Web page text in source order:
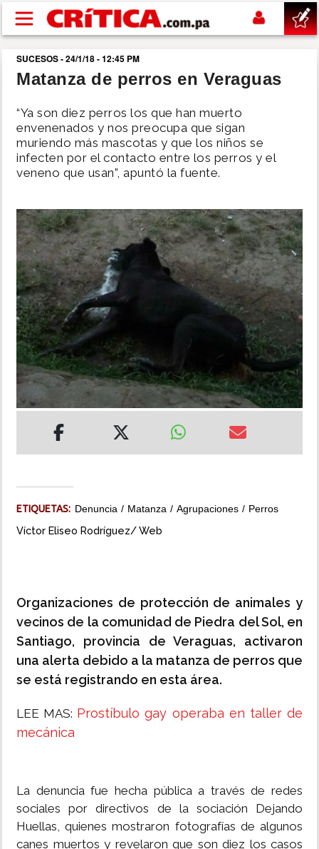
Pasar al contenido principal
buscar
NACIONAL
SHOW
DEPORTES
MUNDO
INSÓLITAS
MULTIMEDIA
IMPRESO
SUCESOS - 24/1/18 - 12:45 PM
Matanza de perros en Veraguas
“Ya son diez perros los que han muerto
envenenados y nos preocupa que sigan
muriendo más mascotas y que los niños se
infecten por el contacto entre los perros y el
veneno que usan”, apuntó la fuente.
ETIQUETAS: Denuncia Matanza Agrupaciones Perros
Víctor Eliseo Rodríguez/ Web
Organizaciones de protección de animales y
vecinos de la comunidad de Piedra del Sol, en
Santiago, provincia de Veraguas, activaron
una alerta debido a la matanza de perros que
se está registrando en esta área.
LEE MAS: Prostíbulo gay operaba en taller de
mecánica
La denuncia fue hecha pública a través de redes
sociales por directivos de la sociación Dejando
Huellas, quienes mostraron fotografías de algunos
canes muertos y revelaron que son diez los casos